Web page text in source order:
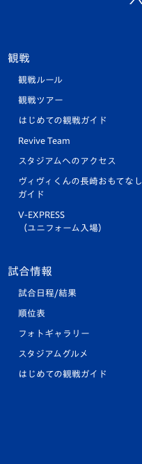
観戦
観戦ルール
観戦ツアー
はじめての観戦ガイド
Revive Team
スタジアムへのアクセス
ヴィヴィくんの長崎おもてなし
ガイド
V-EXPRESS
（ユニフォーム入場）
試合情報
試合日程/結果
順位表
フォトギャラリー
スタジアムグルメ
はじめての観戦ガイド